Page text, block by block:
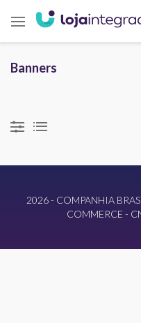
Banners
2026 - COMPANHIA
COMMERCE -